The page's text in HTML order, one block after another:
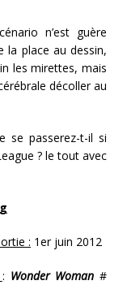
n’est guère
la place au dessin,
les mirettes, mais
décoller au
se passerez-t-il si
? le tout avec
: 1er juin 2012
: Wonder Woman #